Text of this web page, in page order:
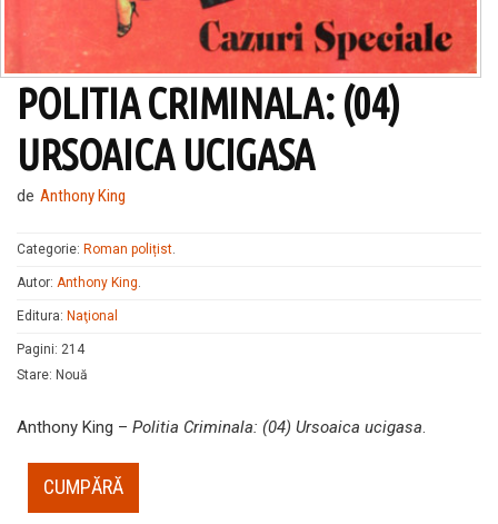
POLITIA CRIMINALA: (04)
URSOAICA UCIGASA
de Anthony King
Categorie: Roman polițist.
Autor: Anthony King.
Editura: Naţional
Pagini: 214
Stare: Nouă
Anthony King – Politia Criminala: (04) Ursoaica ucigasa.
CUMPĂRĂ